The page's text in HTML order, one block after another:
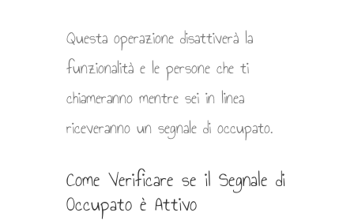
Questa operazione disattiverà la
funzionalità e le persone che ti
chiameranno mentre sei in linea
riceveranno un segnale di occupato.
Come Verificare se il Segnale di
Occupato è Attivo